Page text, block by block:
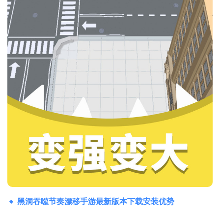
黑洞吞噬节奏漂移手游最新版本下载安装优势